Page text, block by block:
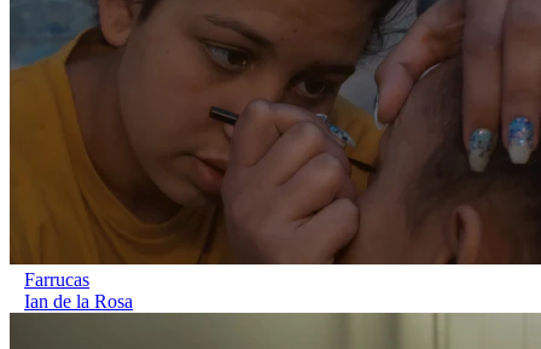
Farrucas
Ian de la Rosa